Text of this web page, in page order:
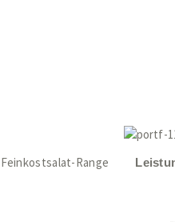
Feinkostsalat-Range